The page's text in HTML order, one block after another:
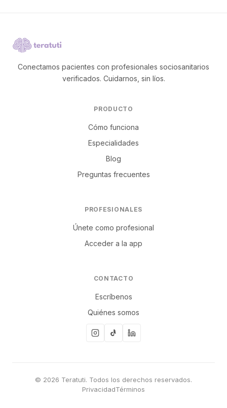
Conectamos pacientes con profesionales sociosanitarios
verificados. Cuidarnos, sin líos.
PRODUCTO
Cómo funciona
Especialidades
Blog
Preguntas frecuentes
PROFESIONALES
Únete como profesional
Acceder a la app
CONTACTO
Escríbenos
Quiénes somos
© 2026 Teratuti. Todos los derechos reservados.
PrivacidadTérminos